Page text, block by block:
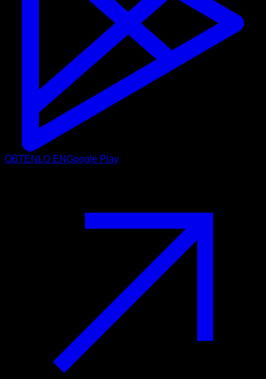
OBTÉNLO ENGoogle Play